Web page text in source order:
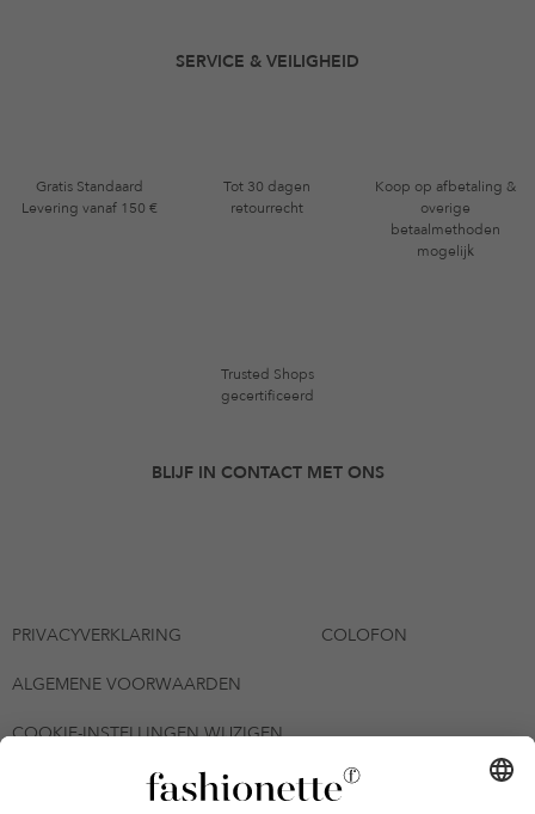
SERVICE & VEILIGHEID
Gratis Standaard
Levering vanaf 150 €
Tot 30 dagen
retourrecht
Koop op afbetaling &
overige
betaalmethoden
mogelijk
Trusted Shops
gecertificeerd
BLIJF IN CONTACT MET ONS
PRIVACYVERKLARING COLOFON
ALGEMENE VOORWAARDEN
COOKIE-INSTELLINGEN WIJZIGEN
© 2026 - fashionette Plattform GmbH